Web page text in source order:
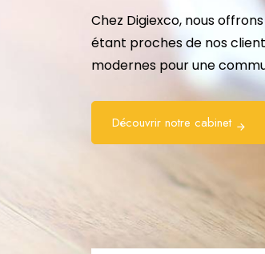
Chez Digiexco, nous
étant proches de nos
modernes pour une
Découvrir notre cabinet